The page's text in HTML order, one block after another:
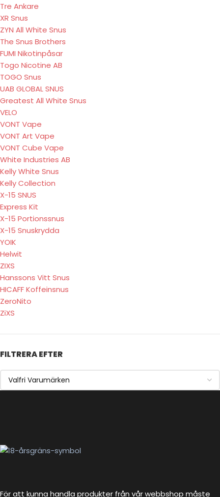
Tre Ankare
XR Snus
ZYN All White Snus
The Snus Brothers
FUMI Nikotinpåsar
Togo Nicotine AB
TOGO Snus
UAB GLOBAL SNUS
Greatest All White Snus
VELO
VONT Vape
VONT Art Vape
VONT Cube Vape
White Industries AB
Kelly White Snus
Kelly Collection
X-15 SNUS
Express Kit
X-15 Portionssnus
X-15 Snuskrydda
YOIK
Helwit
ZIXS
Hanssons Vitt Snus
HICAFF Koffeinsnus
ZeroNito
ZiXS
FILTRERA EFTER
För att kunna handla produkter från vår webbshop måste